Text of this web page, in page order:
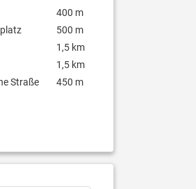
400 m
500 m
1,5 km
1,5 km
Straße
450 m